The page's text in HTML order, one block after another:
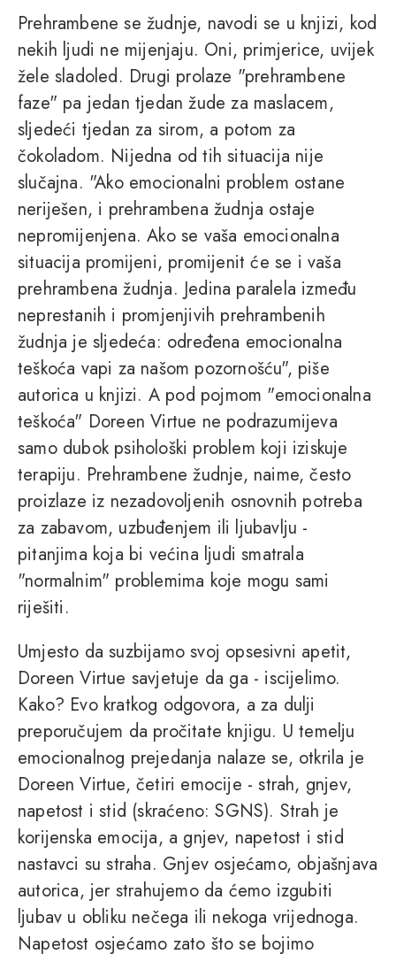
Prehrambene se žudnje, navodi se u knjizi, kod
nekih ljudi ne mijenjaju. Oni, primjerice, uvijek
žele sladoled. Drugi prolaze "prehrambene
faze" pa jedan tjedan žude za maslacem,
sljedeći tjedan za sirom, a potom za
čokoladom. Nijedna od tih situacija nije
slučajna. "Ako emocionalni problem ostane
neriješen, i prehrambena žudnja ostaje
nepromijenjena. Ako se vaša emocionalna
situacija promijeni, promijenit će se i vaša
prehrambena žudnja. Jedina paralela između
neprestanih i promjenjivih prehrambenih
žudnja je sljedeća: određena emocionalna
teškoća vapi za našom pozornošću", piše
autorica u knjizi. A pod pojmom "emocionalna
teškoća" Doreen Virtue ne podrazumijeva
samo dubok psihološki problem koji iziskuje
terapiju. Prehrambene žudnje, naime, često
proizlaze iz nezadovoljenih osnovnih potreba
za zabavom, uzbuđenjem ili ljubavlju -
pitanjima koja bi većina ljudi smatrala
"normalnim" problemima koje mogu sami
riješiti.
Umjesto da suzbijamo svoj opsesivni apetit,
Doreen Virtue savjetuje da ga - iscijelimo.
Kako? Evo kratkog odgovora, a za dulji
preporučujem da pročitate knjigu. U temelju
emocionalnog prejedanja nalaze se, otkrila je
Doreen Virtue, četiri emocije - strah, gnjev,
napetost i stid (skraćeno: SGNS). Strah je
korijenska emocija, a gnjev, napetost i stid
nastavci su straha. Gnjev osjećamo, objašnjava
autorica, jer strahujemo da ćemo izgubiti
ljubav u obliku nečega ili nekoga vrijednoga.
Napetost osjećamo zato što se bojimo